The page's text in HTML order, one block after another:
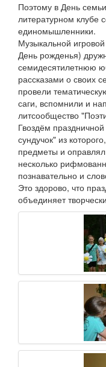
Поэтому в День
литературном клубе
единомышленники.
Музыкальной
День рожденья)
семидесятилетнюю
рассказами о своих
провели
саги, вспомнили и
литсообщество
Гвоздём
сундучок" из
предметы и
несколько
познавательно и
Это здорово, что
объединяет